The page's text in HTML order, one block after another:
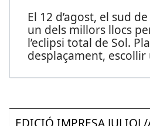
El 12 d’agost, el sud
un dels millors llocs
l’eclipsi total de Sol.
desplaçament,
EDICIÓ IMPRESA